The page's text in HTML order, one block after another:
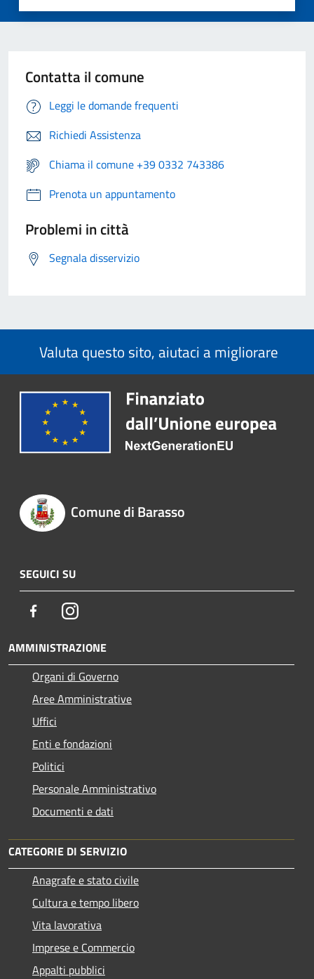
Contatta il comune
Leggi le domande frequenti
Richiedi Assistenza
Chiama il comune +39 0332 743386
Prenota un appuntamento
Problemi in città
Segnala disservizio
Valuta questo sito, aiutaci a migliorare
Comune di Barasso
SEGUICI SU
FacebookInstagram
AMMINISTRAZIONE
Organi di Governo
Aree Amministrative
Uffici
Enti e fondazioni
Politici
Personale Amministrativo
Documenti e dati
CATEGORIE DI SERVIZIO
Anagrafe e stato civile
Cultura e tempo libero
Vita lavorativa
Imprese e Commercio
Appalti pubblici